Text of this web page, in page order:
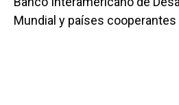
Mundial y países cooperantes